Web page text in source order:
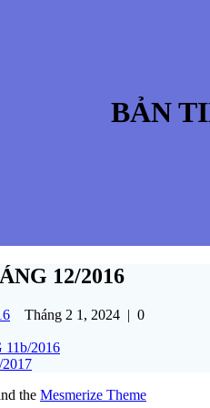
BẢN
12/2016
Tháng 2 1, 2024 | 0
2016
the Mesmerize Theme